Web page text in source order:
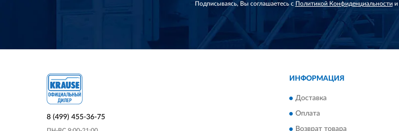
Подписываясь, Вы соглашаетесь с Политикой Конфиденциальности и
8 (499) 455-36-75
ИНФОРМАЦИЯ
Доставка
Оплата
Возврат товара